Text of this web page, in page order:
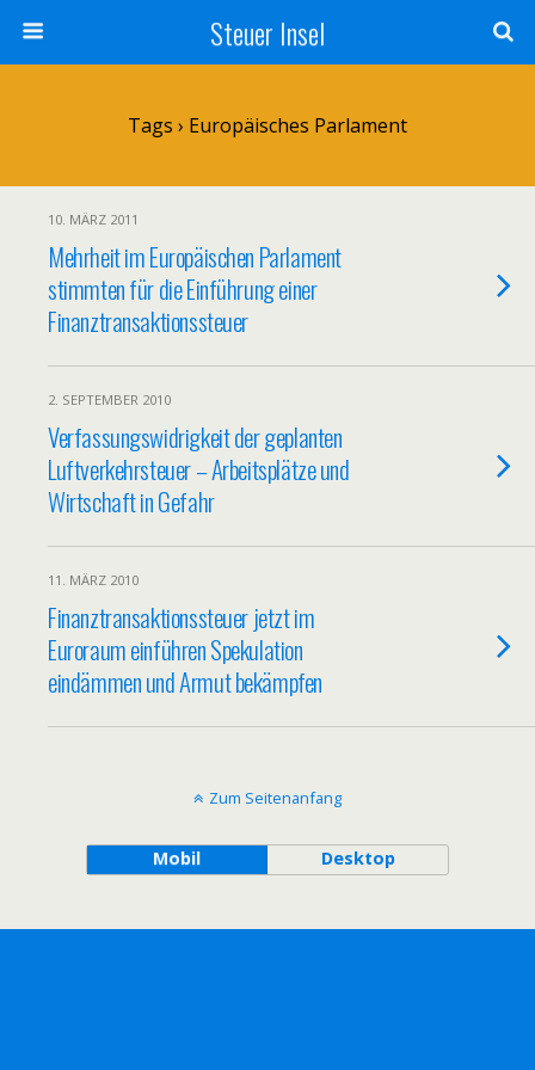
Steuer Insel
Tags › Europäisches Parlament
10. MÄRZ 2011
Mehrheit im Europäischen Parlament
stimmten für die Einführung einer
Finanztransaktionssteuer
2. SEPTEMBER 2010
Verfassungswidrigkeit der geplanten
Luftverkehrsteuer – Arbeitsplätze und
Wirtschaft in Gefahr
11. MÄRZ 2010
Finanztransaktionssteuer jetzt im
Euroraum einführen Spekulation
eindämmen und Armut bekämpfen
Zum Seitenanfang
Mobil Desktop